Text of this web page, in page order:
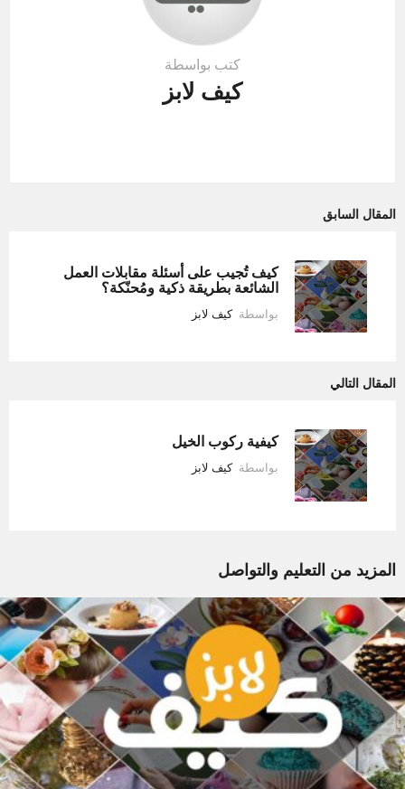
كتب بواسطة
كيف لابز
المقال السابق
كيف تُجيب على أسئلة مقابلات العمل
الشائعة بطريقة ذكية ومُحنّكة؟
بواسطة كيف لابز
المقال التالي
كيفية ركوب الخيل
بواسطة كيف لابز
المزيد من التعليم والتواصل